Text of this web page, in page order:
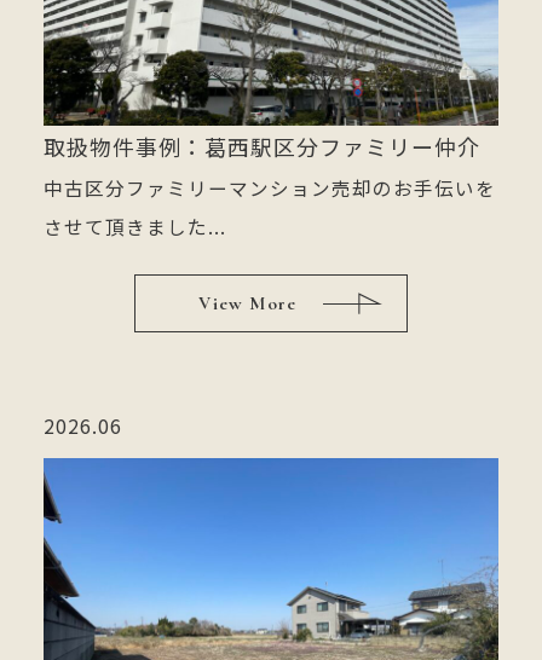
取扱物件事例：葛西駅区分ファミリー仲介
中古区分ファミリーマンション売却のお手伝いを
させて頂きました...
View More
2026.06